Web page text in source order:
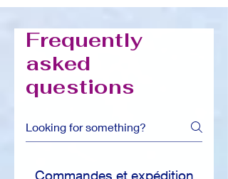
Frequently
asked
questions
Commandes et expédition